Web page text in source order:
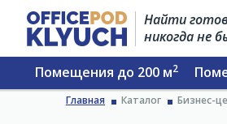
Найти
никогда не
Помещения до 200 м2
Главная Каталог Бизнес-